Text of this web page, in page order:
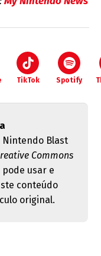
TikTok Spotify
Nintendo Blast
Commons
pode usar e
conteúdo
original.